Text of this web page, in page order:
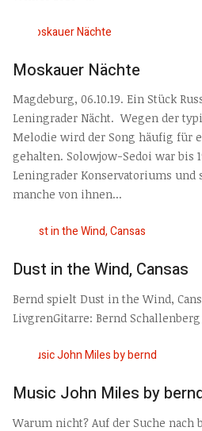
Moskauer Nächte
Magdeburg, 06.10.19. Ein Stück
Leningrader Nächt. Wegen der
Melodie wird der Song häufig für
gehalten. Solowjow-Sedoi war bis
Leningrader Konservatoriums und
manche von ihnen...
Dust in the Wind, Cansas
Bernd spielt Dust in the Wind,
LivgrenGitarre: Bernd Schallenberg
Music John Miles by
Warum nicht? Auf der Suche nach